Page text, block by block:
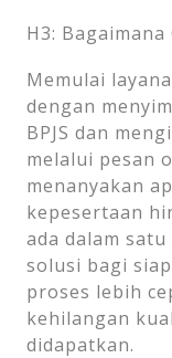
H3:
Memulai
dengan
BPJS dan
melalui pesan
menanyakan
kepesertaan
ada dalam
solusi bagi
proses lebih
kehilangan
didapatkan.